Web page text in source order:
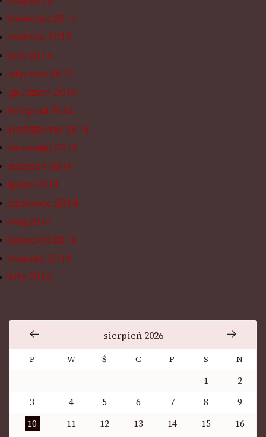
kwiecień 2015
marzec 2015
luty 2015
styczeń 2015
grudzień 2014
listopad 2014
październik 2014
wrzesień 2014
sierpień 2014
lipiec 2014
czerwiec 2014
maj 2014
kwiecień 2014
marzec 2014
luty 2014
sierpień 2026
P W Ś C P S N
1
2
3
4 5 6 7 8
9
10
11 12 13 14 15 16